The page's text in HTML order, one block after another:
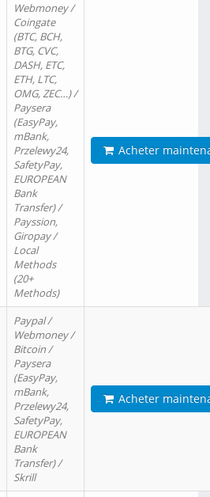
Webmoney /
Coingate
(BTC, BCH,
BTG, CVC,
DASH, ETC,
ETH, LTC,
OMG, ZEC…) /
Paysera
(EasyPay,
mBank,
Przelewy24,
SafetyPay,
EUROPEAN
Bank
Transfer) /
Payssion,
Giropay /
Local
Methods
(20+
Methods)
Acheter
Paypal /
Webmoney /
Bitcoin /
Paysera
(EasyPay,
mBank,
Przelewy24,
SafetyPay,
EUROPEAN
Bank
Transfer) /
Skrill
Acheter